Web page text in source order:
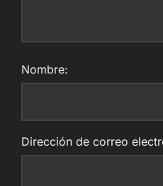
Nombre:
Dirección de correo